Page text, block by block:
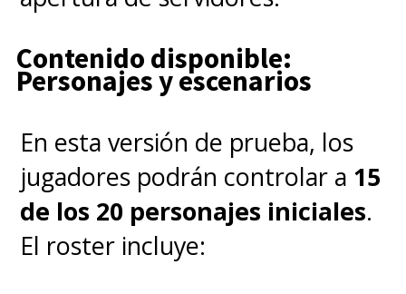
Contenido disponible:
Personajes y escenarios
En esta versión de prueba, los
jugadores podrán controlar a 15
de los 20 personajes iniciales.
El roster incluye: